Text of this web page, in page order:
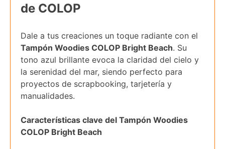
de COLOP
Dale a tus creaciones un toque radiante con el
Tampón Woodies COLOP Bright Beach. Su
tono azul brillante evoca la claridad del cielo y
la serenidad del mar, siendo perfecto para
proyectos de scrapbooking, tarjetería y
manualidades.
Características clave del Tampón Woodies
COLOP Bright Beach